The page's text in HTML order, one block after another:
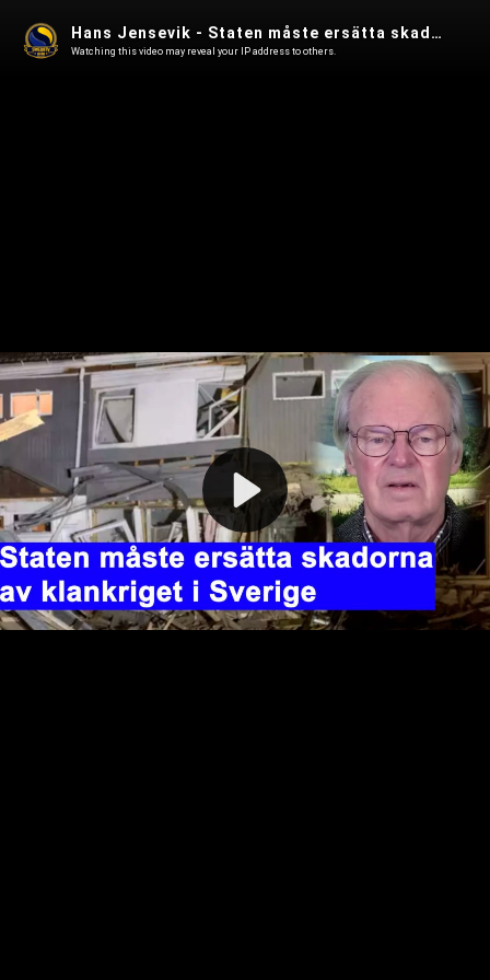
Play
Video
Hans Jensevik - Staten måste ersätta skadorna av klankriget i Sverige
Watching this video may reveal your IP address to others.